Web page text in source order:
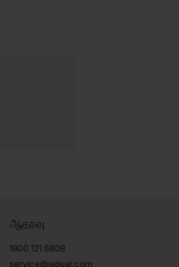
ஆதரவு
1800 121 6808
service@jaquar.com